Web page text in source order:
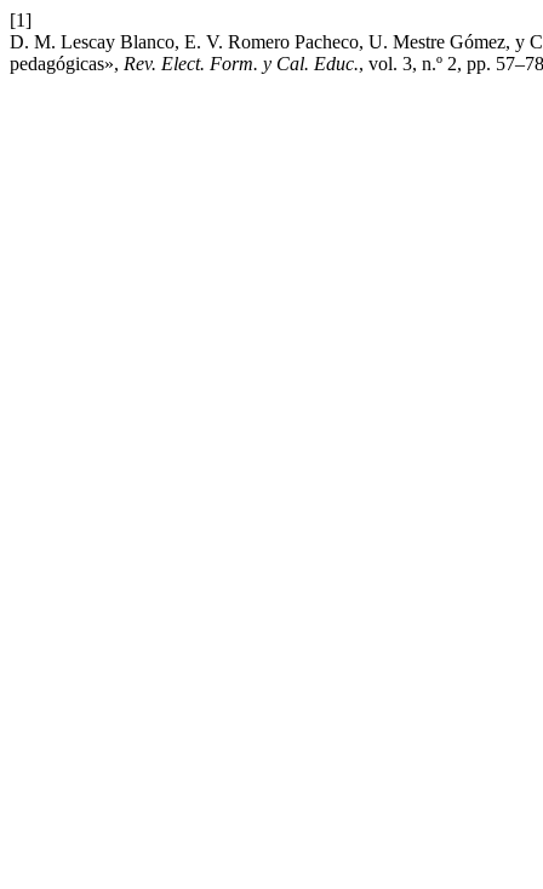
[1]
D. M. Lescay Blanco, E. V. Romero Pacheco, U. Mestre Gómez, y
pedagógicas», Rev. Elect. Form. y Cal. Educ., vol. 3, n.º 2, pp.